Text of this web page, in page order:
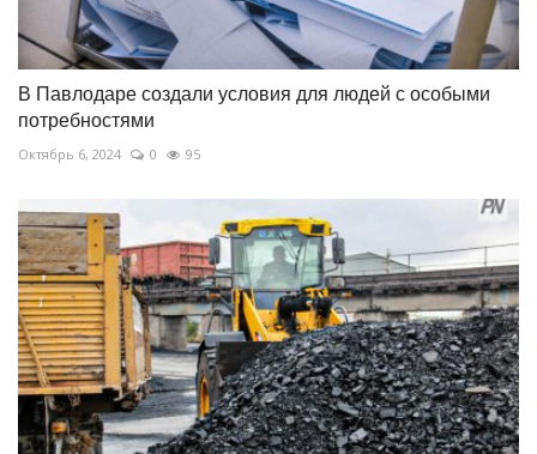
В Павлодаре создали условия для людей с особыми
потребностями
Октябрь 6, 2024 0 95